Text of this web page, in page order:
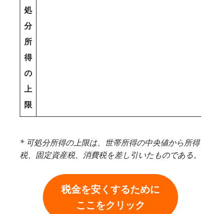
処
分
所
得
の
上
限
* 可処分所得の上限は、世帯所得の中央値から所得
税、固定資産税、消費税を差し引いたものである。
税金を安くするために
ここをクリック